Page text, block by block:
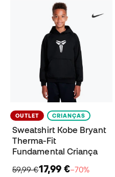
OUTLET CRIANÇAS
Sweatshirt Kobe Bryant
Therma-Fit
Fundamental Criança
59,99 €17,99 €−70%